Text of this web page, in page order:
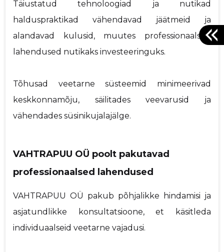
Täiustatud tehnoloogiad ja nutikad
halduspraktikad vähendavad jäätmeid ja
alandavad kulusid, muutes professionaalsed
lahendused nutikaks investeeringuks.
Tõhusad veetarne süsteemid minimeerivad
keskkonnamõju, säilitades veevarusid ja
vähendades süsinikujalajälge.
VAHTRAPUU OÜ poolt pakutavad
professionaalsed lahendused
VAHTRAPUU OÜ pakub põhjalikke hindamisi ja
asjatundlikke konsultatsioone, et käsitleda
individuaalseid veetarne vajadusi.